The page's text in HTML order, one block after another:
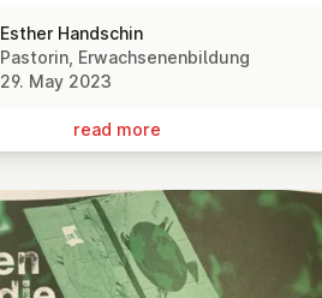
Esther Handschin
Pastorin, Erwachsenenbildung
29. May 2023
read more